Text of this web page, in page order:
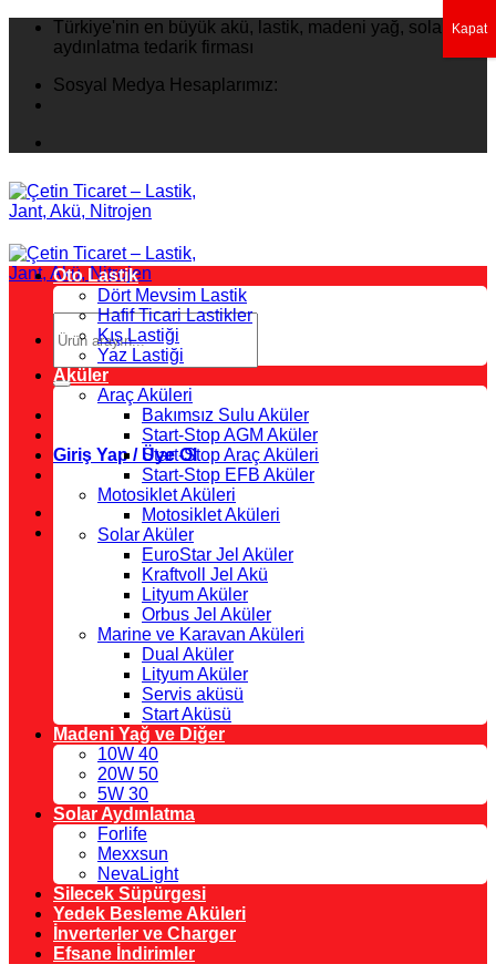
İçeriğeTürkiye'nin en büyük akü, lastik, madeni yağ, solar
aydınlatma tedarik firması
Sosyal Medya Hesaplarımız:
Ara:
Giriş Yap / Üye Ol
Oto Lastik
Dört Mevsim Lastik
Hafif Ticari Lastikler
Kış Lastiği
Yaz Lastiği
Aküler
Araç Aküleri
Bakımsız Sulu Aküler
Start-Stop AGM Aküler
Start-Stop Araç Aküleri
Start-Stop EFB Aküler
Motosiklet Aküleri
Motosiklet Aküleri
Solar Aküler
EuroStar Jel Aküler
Kraftvoll Jel Akü
Lityum Aküler
Orbus Jel Aküler
Marine ve Karavan Aküleri
Dual Aküler
Lityum Aküler
Servis aküsü
Start Aküsü
Madeni Yağ ve Diğer
10W 40
20W 50
5W 30
Solar Aydınlatma
Forlife
Mexxsun
NevaLight
Silecek Süpürgesi
Yedek Besleme Aküleri
İnverterler ve Charger
Efsane İndirimler
Kapat